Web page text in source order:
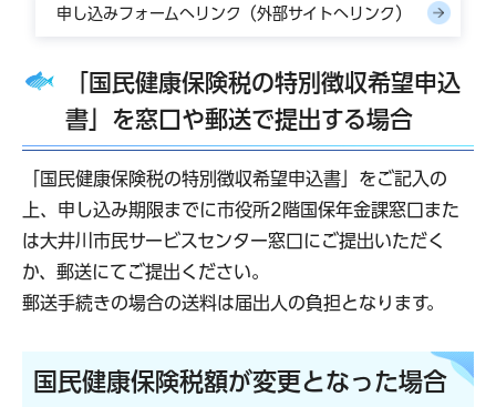
申し込みフォームへリンク（外部サイトへリンク）
​​​「国民健康保険税の特別徴収希望申込
書」を窓口や郵送で提出する場合
「国民健康保険税の特別徴収希望申込書」をご記入の
上、申し込み期限までに市役所2階国保年金課窓口また
は大井川市民サービスセンター窓口にご提出いただく
か、郵送にてご提出ください。
郵送手続きの場合の送料は届出人の負担となります。
国民健康保険税額が変更となった場合